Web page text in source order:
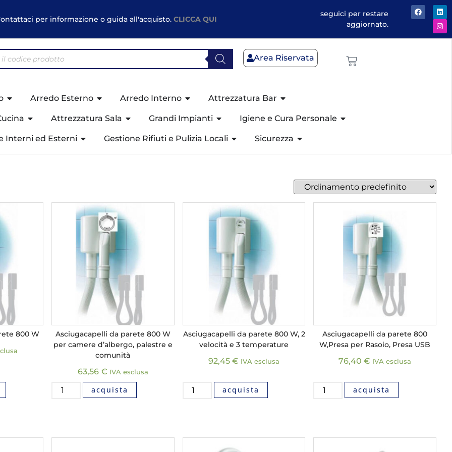
per informazione o guida all'acquisto.CLICCA QUI
seguici per restare
aggiornato.
Area Riservata
Arredo Esterno Arredo Interno Attrezzatura Bar
Attrezzatura Sala Grandi Impianti Igiene e Cura Personale
Interni ed Esterni Gestione Rifiuti e Pulizia Locali Sicurezza
800 W
Asciugacapelli da parete 800 W
per camere d’albergo, palestre e
comunità
63,56 € IVA esclusa
acquista
Asciugacapelli da parete 800 W, 2
velocità e 3 temperature
92,45€ IVA esclusa
acquista
Asciugacapelli da parete 800
W,Presa per Rasoio, Presa USB
76,40€ IVA esclusa
acquista